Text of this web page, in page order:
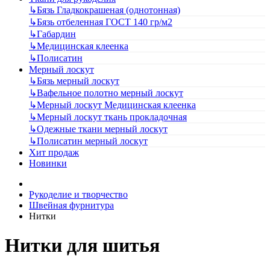
↳Бязь Гладкокрашеная (однотонная)
↳Бязь отбеленная ГОСТ 140 гр/м2
↳Габардин
↳Медицинская клеенка
↳Полисатин
Мерный лоскут
↳Бязь мерный лоскут
↳Вафельное полотно мерный лоскут
↳Мерный лоскут Медицинская клеенка
↳Мерный лоскут ткань прокладочная
↳Одежные ткани мерный лоскут
↳Полисатин мерный лоскут
Хит продаж
Новинки
Рукоделие и творчество
Швейная фурнитура
Нитки
Нитки для шитья